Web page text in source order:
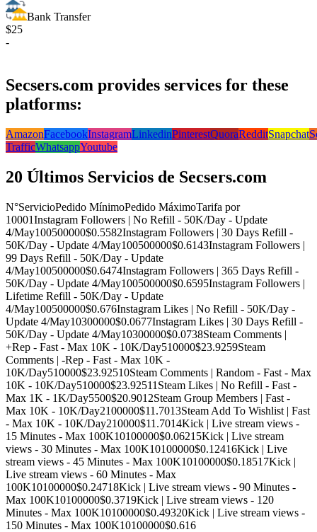
Bank Transfer
$25
-
Secsers.com provides services for these
platforms:
AmazonFacebookInstagramLinkedinPinterestQuoraRedditSnapchat
TrafficWhatsappYoutube
20 Últimos Servicios de Secsers.com
N°ServicioPedido MínimoPedido MáximoTarifa por
10001Instagram Followers | No Refill - 50K/Day - Update
4/May100500000$0.5582Instagram Followers | 30 Days Refill -
50K/Day - Update 4/May100500000$0.6143Instagram Followers |
99 Days Refill - 50K/Day - Update
4/May100500000$0.6474Instagram Followers | 365 Days Refill -
50K/Day - Update 4/May100500000$0.6595Instagram Followers |
Lifetime Refill - 50K/Day - Update
4/May100500000$0.676Instagram Likes | No Refill - 50K/Day -
Update 4/May10300000$0.0677Instagram Likes | 30 Days Refill -
50K/Day - Update 4/May10300000$0.0738Steam Comments |
+Rep - Fast - Max 10K - 10K/Day510000$23.9259Steam
Comments | -Rep - Fast - Max 10K -
10K/Day510000$23.92510Steam Comments | Random - Fast - Max
10K - 10K/Day510000$23.92511 Steam Likes | No Refill - Fast -
Max 1K - 1K/Day5500$20.9012Steam Group Members | Fast -
Max 10K - 10K/Day2100000$11.7013Steam Add To Wishlist | Fast
- Max 10K - 10K/Day210000$11.7014Kick | Live stream views -
15 Minutes - Max 100K10100000$0.06215Kick | Live stream
views - 30 Minutes - Max 100K10100000$0.12416Kick | Live
stream views - 45 Minutes - Max 100K10100000$0.18517Kick |
Live stream views - 60 Minutes - Max
100K10100000$0.24718Kick | Live stream views - 90 Minutes -
Max 100K10100000$0.3719Kick | Live stream views - 120
Minutes - Max 100K10100000$0.49320Kick | Live stream views -
150 Minutes - Max 100K10100000$0.616